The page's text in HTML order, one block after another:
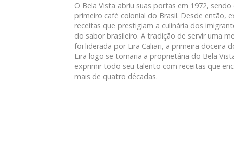
O Bela Vista abriu suas portas em 1972,
primeiro café colonial do Brasil. Desde então,
receitas que prestigiam a culinária dos
do sabor brasileiro. A tradição de servir uma
foi liderada por Lira Caliari, a primeira doceira
Lira logo se tornaria a proprietária do Bela
exprimir todo seu talento com receitas que
mais de quatro décadas.